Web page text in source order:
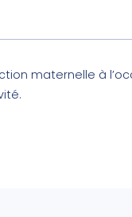
maternelle à